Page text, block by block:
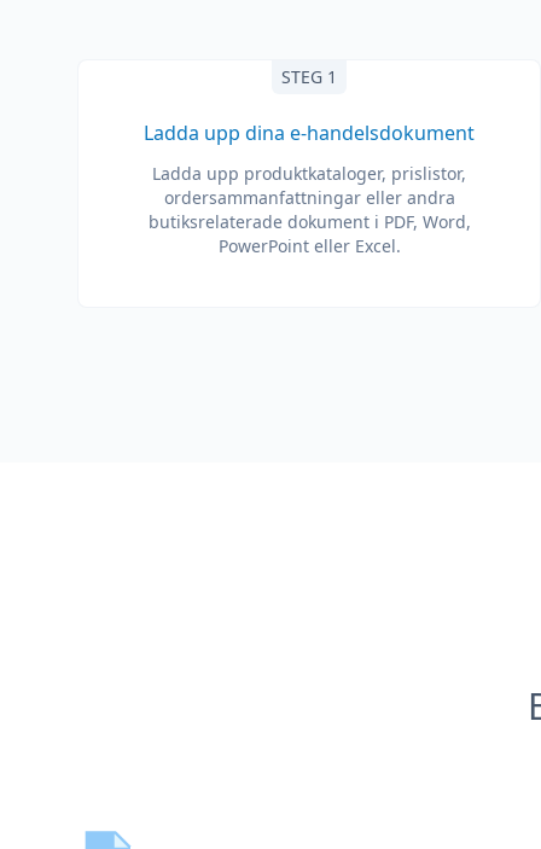
STEG 1
Ladda upp dina e-handelsdokument
Ladda upp produktkataloger, prislistor,
ordersammanfattningar eller andra
butiksrelaterade dokument i PDF, Word,
PowerPoint eller Excel.